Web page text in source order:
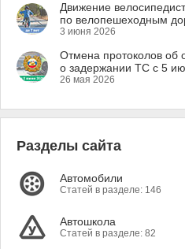
Движение
по велопешеходным
3 июня 2026
Отмена протоколов об
о задержании ТС с 5
26 мая 2026
Разделы сайта
Автомобили
Статей в разделе: 146
Автошкола
Статей в разделе: 82